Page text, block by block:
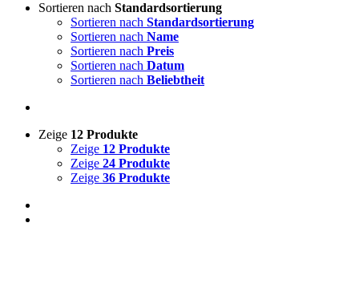
Sortieren nach Standardsortierung
Sortieren nach Standardsortierung
Sortieren nach Name
Sortieren nach Preis
Sortieren nach Datum
Sortieren nach Beliebtheit
Zeige 12 Produkte
Zeige 12 Produkte
Zeige 24 Produkte
Zeige 36 Produkte